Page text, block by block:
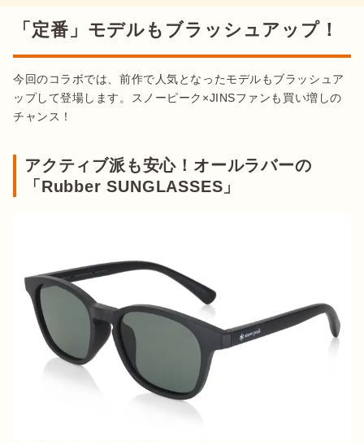
「定番」モデルもブラッシュアップ！
今回のコラボでは、前作で人気となったモデルもブラッシュア
ップして登場します。スノーピーク×JINSファンも買い増しの
チャンス！
アクティブ派も安心！オールラバーの
「Rubber SUNGLASSES」